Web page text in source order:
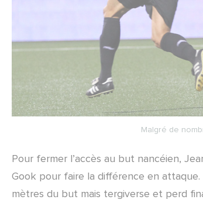
Malgré de
Pour fermer l’accès au but nancéien,
Gook pour faire la différence en
mètres du but mais tergiverse et perd